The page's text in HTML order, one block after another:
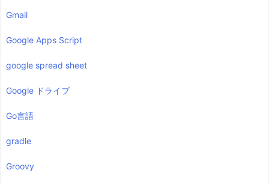
Gmail
Google Apps Script
google spread sheet
Google ドライブ
Go言語
gradle
Groovy